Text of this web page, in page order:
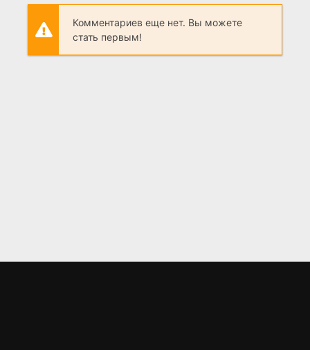
Комментариев еще нет. Вы можете
стать первым!